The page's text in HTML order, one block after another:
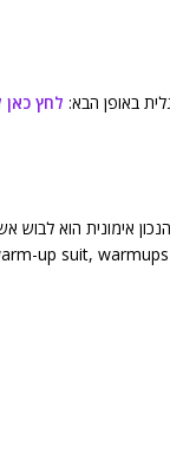
באופן הבא: לחץ
אימונית הוא לבוש